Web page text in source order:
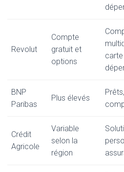
Revolut
Compte
gratuit et
options
BNP
Paribas
Plus élevés
Crédit
Agricole
Variable
selon la
région